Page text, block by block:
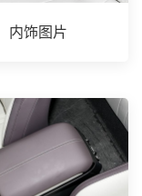
内饰图片